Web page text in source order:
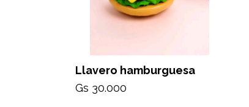
Llavero hamburguesa
Gs 30.000